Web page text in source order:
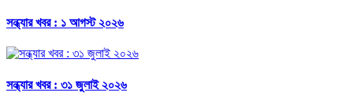
সন্ধ্যার খবর : ১ আগস্ট ২০২৬
সন্ধ্যার খবর : ৩১ জুলাই ২০২৬